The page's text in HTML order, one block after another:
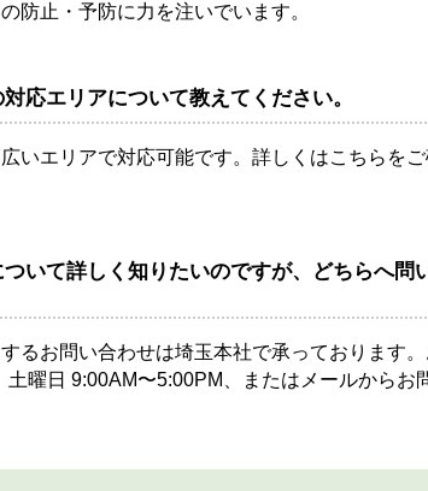
防止・予防に力を注いでいます。
応エリアについて教えてください。
いエリアで対応可能です。詳しくはこちら を
いて詳しく知りたいのですが、どちらへ問
るお問い合わせは埼玉本社で承っております
曜日 9:00AM〜5:00PM、または メールからお